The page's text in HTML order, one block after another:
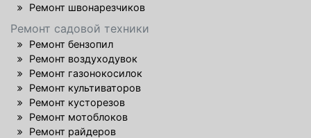
Ремонт швонарезчиков
Ремонт садовой техники
Ремонт бензопил
Ремонт воздуходувок
Ремонт газонокосилок
Ремонт культиваторов
Ремонт кусторезов
Ремонт мотоблоков
Ремонт райдеров